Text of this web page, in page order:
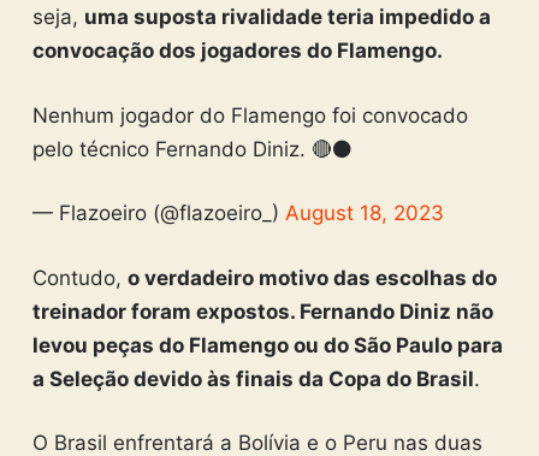
seja, uma suposta rivalidade teria impedido a
convocação dos jogadores do Flamengo.
Nenhum jogador do Flamengo foi convocado
pelo técnico Fernando Diniz. 🔴⚫️
— Flazoeiro (@flazoeiro_) August 18, 2023
Contudo, o verdadeiro motivo das escolhas do
treinador foram expostos. Fernando Diniz não
levou peças do Flamengo ou do São Paulo para
a Seleção devido às finais da Copa do Brasil.
O Brasil enfrentará a Bolívia e o Peru nas duas